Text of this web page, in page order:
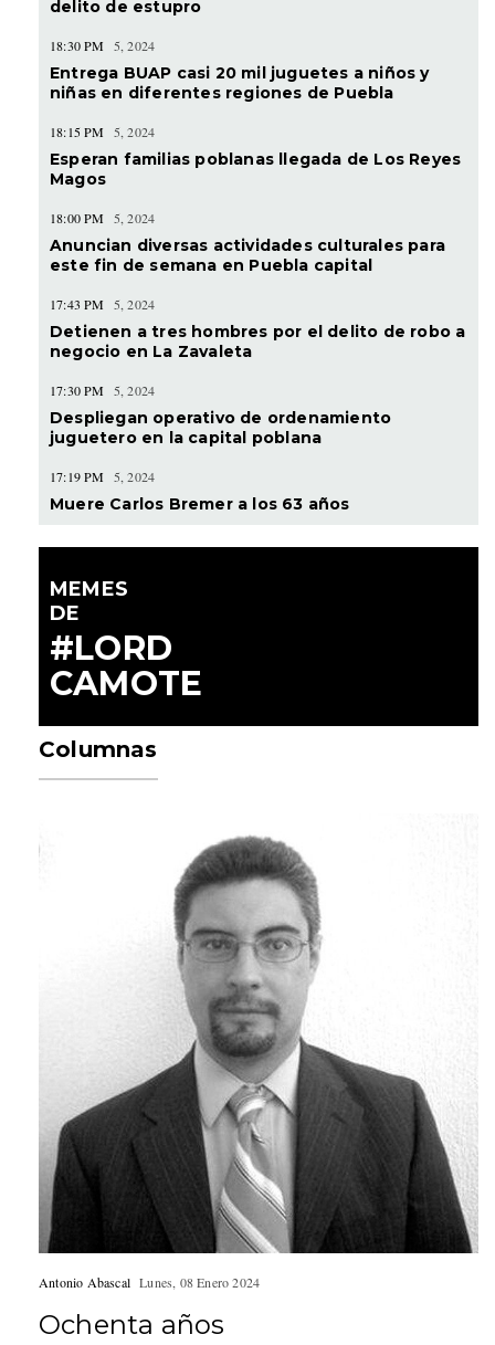
delito de estupro
18:30 PM 5, 2024
Entrega BUAP casi 20 mil juguetes a niños y
niñas en diferentes regiones de Puebla
18:15 PM 5, 2024
Esperan familias poblanas llegada de Los Reyes
Magos
18:00 PM 5, 2024
Anuncian diversas actividades culturales para
este fin de semana en Puebla capital
17:43 PM 5, 2024
Detienen a tres hombres por el delito de robo a
negocio en La Zavaleta
17:30 PM 5, 2024
Despliegan operativo de ordenamiento
juguetero en la capital poblana
17:19 PM 5, 2024
Muere Carlos Bremer a los 63 años
MEMES
DE
#LORD
CAMOTE
Columnas
Antonio Abascal Lunes, 08 Enero 2024
Ochenta años